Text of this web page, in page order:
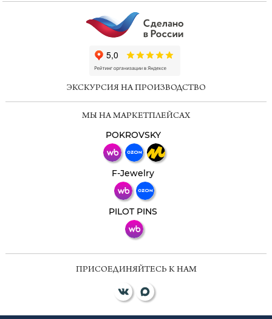
ЭКСКУРСИЯ НА ПРОИЗВОДСТВО
МЫ НА МАРКЕТПЛЕЙСАХ
POKROVSKY
F-Jewelry
PILOT PINS
ПРИСОЕДИНЯЙТЕСЬ К НАМ